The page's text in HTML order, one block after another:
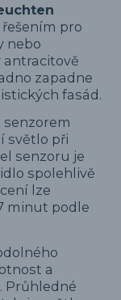
pro
nebo
antracitově
zapadne
fasád.
světlo při
senzoru je
spolehlivě
lze
minut podle
a
Průhledné